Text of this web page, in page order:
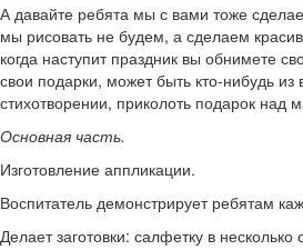
А давайте ребята мы с вами тоже
мы рисовать не будем, а сделаем
когда наступит праздник вы обнимете
свои подарки, может быть кто-нибудь из
стихотворении, приколоть подарок над
Основная часть.
Изготовление аппликации.
Воспитатель демонстрирует ребятам
Делает заготовки: салфетку в несколько